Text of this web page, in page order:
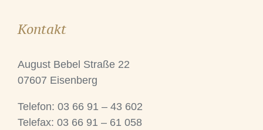
Kontakt
August Bebel Straße 22
07607 Eisenberg
Telefon: 03 66 91 – 43 602
Telefax: 03 66 91 – 61 058